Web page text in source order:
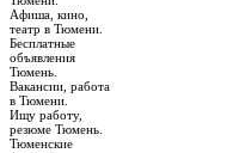
Афиша, кино,
театр в Тюмени.
Бесплатные
объявления
Тюмень.
Вакансии, работа
в Тюмени.
Ищу работу,
резюме Тюмень.
Тюменские